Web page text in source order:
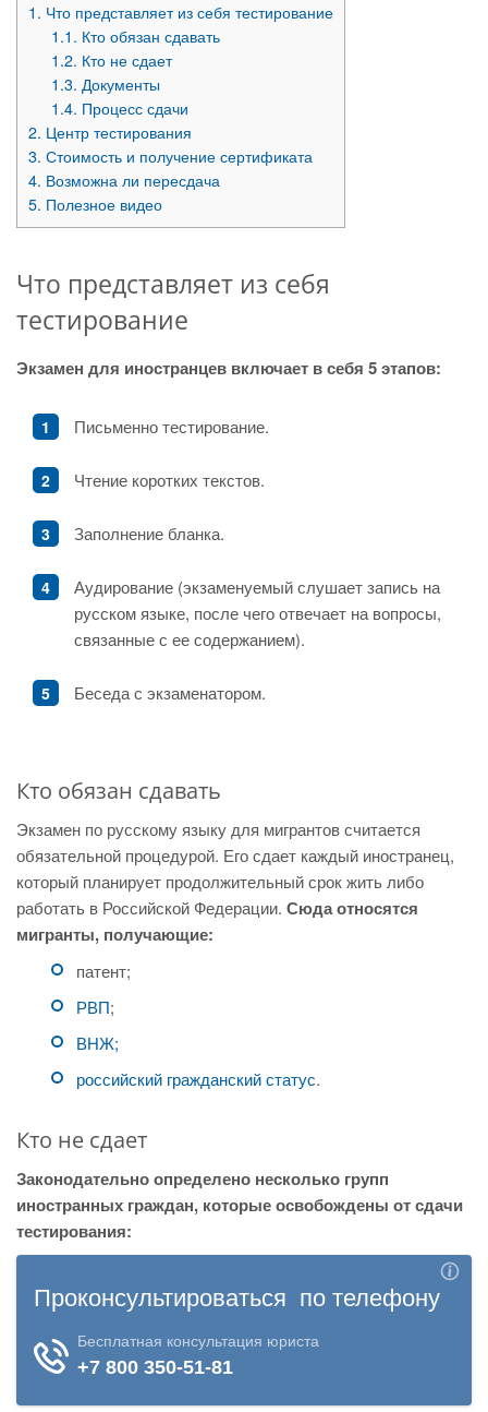
1. Что представляет из себя тестирование
1.1. Кто обязан сдавать
1.2. Кто не сдает
1.3. Документы
1.4. Процесс сдачи
2. Центр тестирования
3. Стоимость и получение сертификата
4. Возможна ли пересдача
5. Полезное видео
Что представляет из себя
тестирование
Экзамен для иностранцев включает в себя 5 этапов:
Письменно тестирование.
Чтение коротких текстов.
Заполнение бланка.
Аудирование (экзаменуемый слушает запись на
русском языке, после чего отвечает на вопросы,
связанные с ее содержанием).
Беседа с экзаменатором.
Кто обязан сдавать
Экзамен по русскому языку для мигрантов считается
обязательной процедурой. Его сдает каждый иностранец,
который планирует продолжительный срок жить либо
работать в Российской Федерации. Сюда относятся
мигранты, получающие:
патент;
РВП;
ВНЖ;
российский гражданский статус.
Кто не сдает
Законодательно определено несколько групп
иностранных граждан, которые освобождены от сдачи
тестирования: